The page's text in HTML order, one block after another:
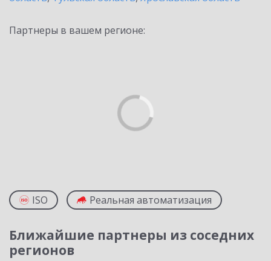
Партнеры в вашем регионе:
ISO Реальная автоматизация
Ближайшие партнеры из соседних
регионов